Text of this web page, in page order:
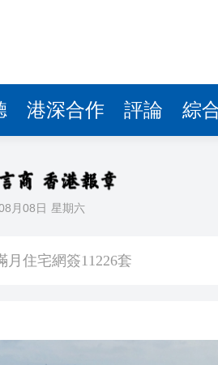
港深合作 評論 綜
月08日 星期六
貨尾減逾8%
結百年鄉情與粵港脈絡
園盛大舉行 30省市社團齊聚 創
市集嘉年華
下挫 全市場超4100隻個股下挫
住宅網簽11226套